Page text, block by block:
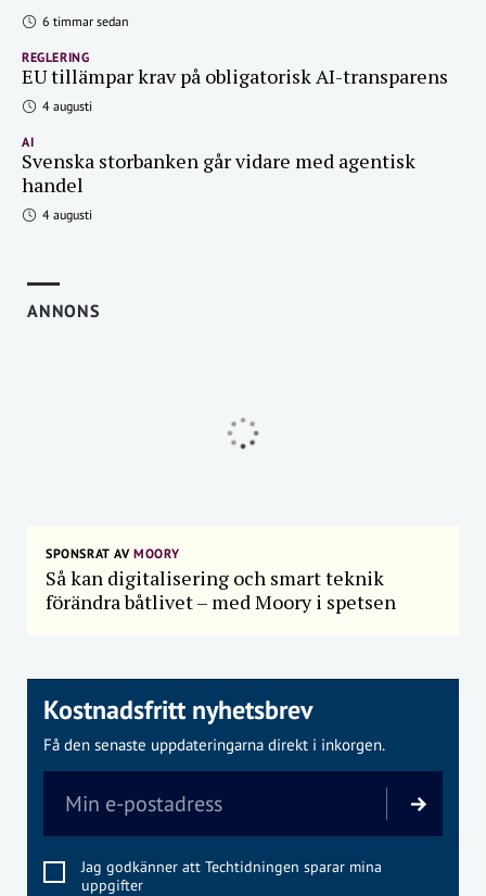
6 timmar sedan
REGLERING
EU tillämpar krav på obligatorisk AI-transparens
4 augusti
AI
Svenska storbanken går vidare med agentisk
handel
4 augusti
ANNONS
SPONSRAT AVMOORY
Så kan digitalisering och smart teknik
förändra båtlivet – med Moory i spetsen
Kostnadsfritt nyhetsbrev
Få den senaste uppdateringarna direkt i inkorgen.
Jag godkänner att Techtidningen sparar mina
uppgifter